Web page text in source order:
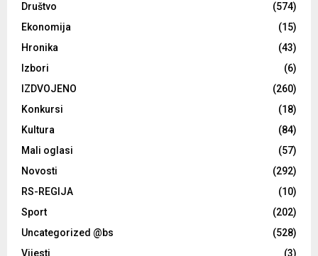
Društvo
(574)
Ekonomija
(15)
Hronika
(43)
Izbori
(6)
IZDVOJENO
(260)
Konkursi
(18)
Kultura
(84)
Mali oglasi
(57)
Novosti
(292)
RS-REGIJA
(10)
Sport
(202)
Uncategorized @bs
(528)
Vijesti
(3)